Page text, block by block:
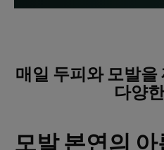
매일 두피와 모발
다양
모발 본연의